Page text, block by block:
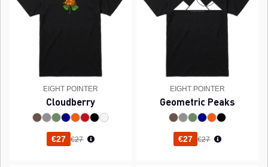
EIGHT POINTER
Cloudberry
€27 Normaali hinta
€27
EIGHT POINTER
Geometric Peaks
€27 Normaali hinta
€27